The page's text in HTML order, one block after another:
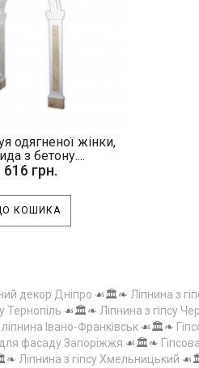
одягненої жінки,
з бетону....
616 грн.
КОШИКА
декор Дніпро ☙🏛️❧ Ліпнина з
Тернопіль ☙🏛️❧ Ліпнина з гіпсу
Івано-Франківськ ☙🏛️❧
фасаду Запоріжжя ☙🏛️❧
Ліпнина з гіпсу Хмельницький